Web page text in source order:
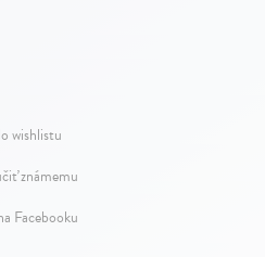
wishlistu
známemu
Facebooku